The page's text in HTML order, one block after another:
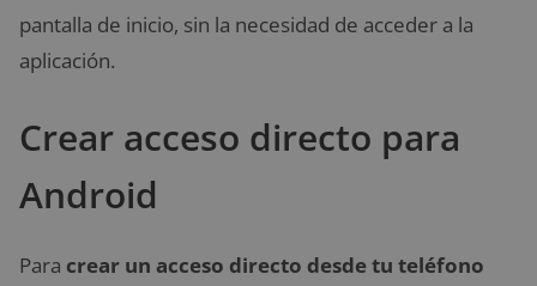
pantalla de inicio, sin la necesidad de acceder a la
aplicación.
Crear acceso directo para
Android
Para crear un acceso directo desde tu teléfono